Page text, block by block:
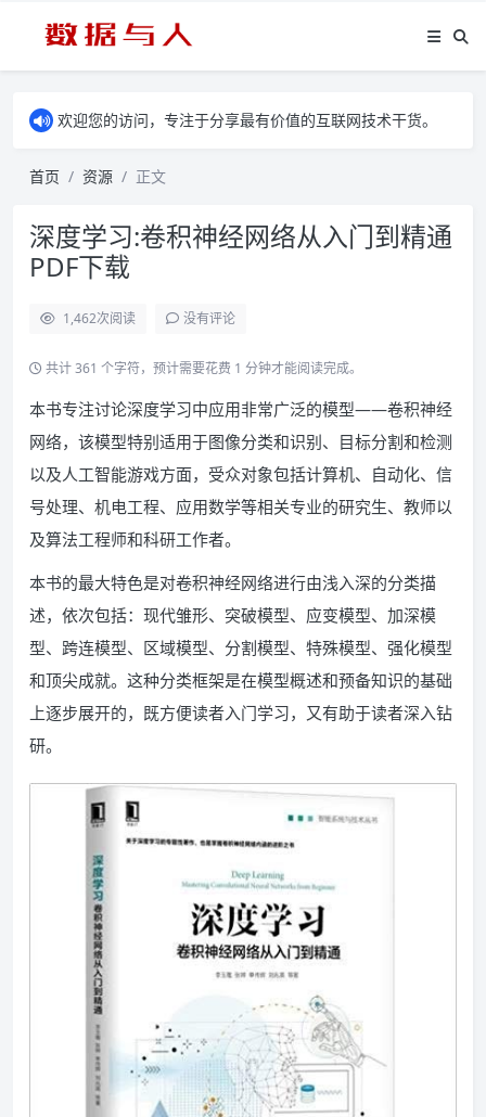
欢迎您的访问，专注于分享最有价值的互联网技术干货。
首页 资源 正文
深度学习:卷积神经网络从入门到精通
PDF下载
1,462次阅读 没有评论
共计 361 个字符，预计需要花费 1 分钟才能阅读完成。
本书专注讨论深度学习中应用非常广泛的模型——卷积神经
网络，该模型特别适用于图像分类和识别、目标分割和检测
以及人工智能游戏方面，受众对象包括计算机、自动化、信
号处理、机电工程、应用数学等相关专业的研究生、教师以
及算法工程师和科研工作者。
本书的最大特色是对卷积神经网络进行由浅入深的分类描
述，依次包括：现代雏形、突破模型、应变模型、加深模
型、跨连模型、区域模型、分割模型、特殊模型、强化模型
和顶尖成就。这种分类框架是在模型概述和预备知识的基础
上逐步展开的，既方便读者入门学习，又有助于读者深入钻
研。